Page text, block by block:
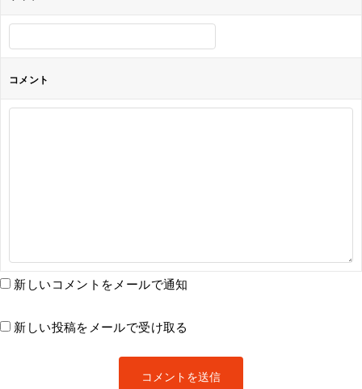
コメント
新しいコメントをメールで通知
新しい投稿をメールで受け取る